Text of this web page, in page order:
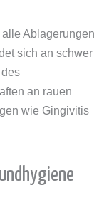
Ablagerungen
sich an schwer
an rauen
wie Gingivitis